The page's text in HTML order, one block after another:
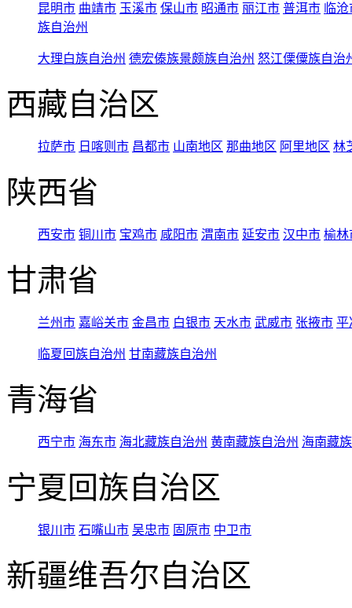
昆明市 曲靖市 玉溪市 保山市 昭通市 丽江市 普洱市 临
族自治州
大理白族自治州 德宏傣族景颇族自治州 怒江傈僳族自治
西藏自治区
拉萨市 日喀则市 昌都市 山南地区 那曲地区 阿里地区 林
陕西省
西安市 铜川市 宝鸡市 咸阳市 渭南市 延安市 汉中市 榆林
甘肃省
兰州市 嘉峪关市 金昌市 白银市 天水市 武威市 张掖市 平
临夏回族自治州 甘南藏族自治州
青海省
西宁市 海东市 海北藏族自治州 黄南藏族自治州 海南藏
宁夏回族自治区
银川市 石嘴山市 吴忠市 固原市 中卫市
新疆维吾尔自治区